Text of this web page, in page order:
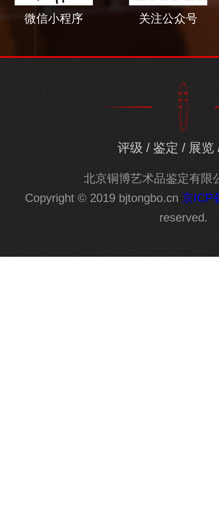
微信小程序 关注公众号
评级 / 鉴定 / 展览
北京铜博艺术品鉴定有限
Copyright © 2019 bjtongbo.cn 京ICP
reserved.